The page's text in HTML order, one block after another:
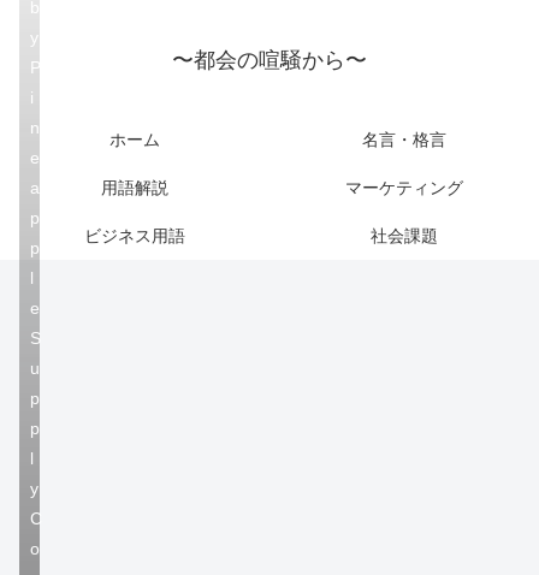
〜都会の喧騒から〜
ホーム 名言・格言
用語解説 マーケティング
ビジネス用語 社会課題
b
y
P
i
n
e
a
p
p
l
e
S
u
p
p
l
y
C
o